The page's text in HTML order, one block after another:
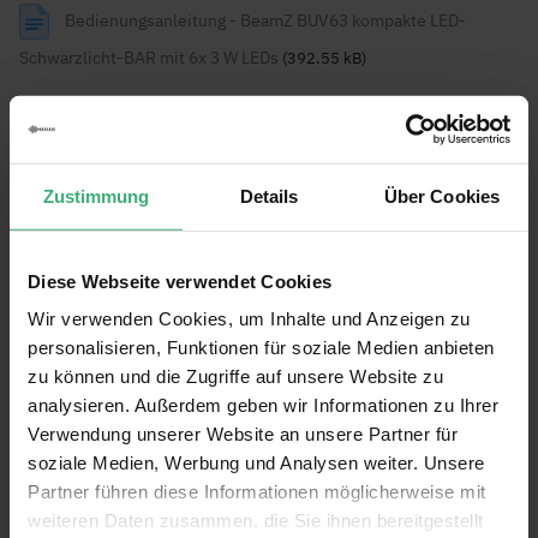
Zustimmung Details Über Cookies
Diese Webseite verwendet Cookies
Wir verwenden Cookies, um Inhalte und Anzeigen zu
personalisieren, Funktionen für soziale Medien anbieten
zu können und die Zugriffe auf unsere Website zu
analysieren. Außerdem geben wir Informationen zu Ihrer
Verwendung unserer Website an unsere Partner für
soziale Medien, Werbung und Analysen weiter. Unsere
Partner führen diese Informationen möglicherweise mit
weiteren Daten zusammen, die Sie ihnen bereitgestellt
Sprache Bedienungsanleitung
Französisch, Spanisch
Bedienungsanleitung - BeamZ BUV63 kompakte LED-
Schwarzlicht-BAR mit 6x 3 W LEDs (392.55 kB)
Bewertungen
Bewertung:
9.9
(18)
100%
Prima Schwarzlicht
Bewertung vonSebastiaanam10.11.23
Dieses Schwarzlicht liefert prima Licht, wir haben es verwendet, um
unsere Halloween-Anzeige auszuleuchten, was fantastisch geklappt
hat.
Geschrieben fürBeamZ BUV63 kompakte LED-Schwarzlicht-
BAR mit 6x 3 W LEDs